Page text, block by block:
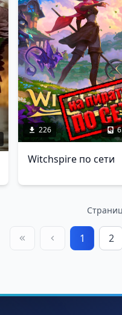
226
Witchspire по сети
1 2